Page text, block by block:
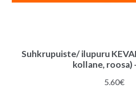
Suhkrupuiste/ ilupuru
kollane, roosa)
5.60€